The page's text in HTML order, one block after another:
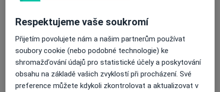
pacientů s metabolickými onemocněními skeletu (
Osteopenie, Osteoporoza, M.Paget....)
- Diagnostika a léčba artrozy malých i velkých kloubů
včetně kauzální léčby SYSADOA, polynukleotidy,
kyselinou hyaluronovou, plazmou obohacenou
destičkami i kolagenovými injekcemi GUNA MD
Zobrazit galerii (5)
Víceo zkušenostech
Respektujeme vaše soukromí
Přijetím povolujete nám a našim partnerům používat
soubory cookie (nebo podobné technologie) ke
shromažďování údajů pro statistické účely a poskytování
obsahu na základě vašich zvyklostí při procházení. Své
preference můžete kdykoli zkontrolovat a aktualizovat v